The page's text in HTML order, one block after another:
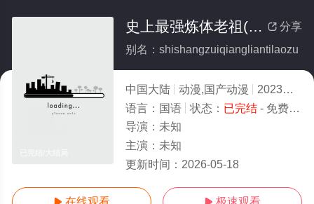
 分享
史上最强炼体老祖(全集)
别名：shishangzuiqiangliantilaozu
中国大陆 动漫,国产动漫 2023
8.0
语言： 国语 状态： 已完结- 免费在线观看
导演： 未知
主演： 未知
更新时间： 2026-05-18
 在线观看  极速观看